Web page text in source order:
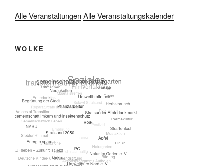
Alle VeranstaltungenAlle Veranstaltungskalender
WOLKE